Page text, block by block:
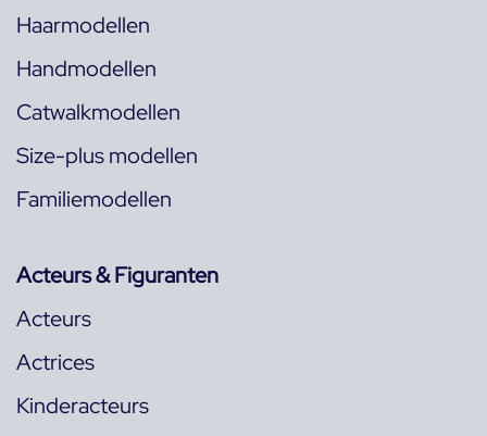
Haarmodellen
Handmodellen
Catwalkmodellen
Size-plus modellen
Familiemodellen
Acteurs & Figuranten
Acteurs
Actrices
Kinderacteurs